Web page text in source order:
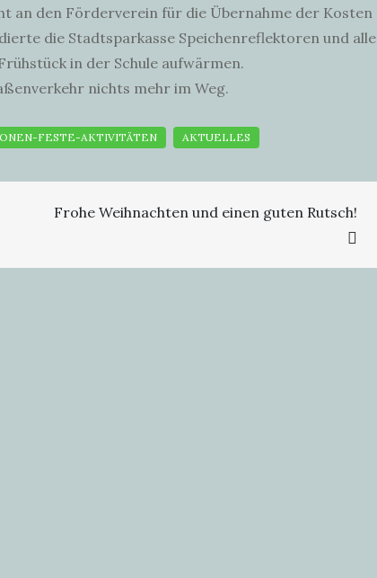
an den Förderverein für die Übernahme der Kosten
die Stadtsparkasse Speichenreflektoren und alle
in der Schule aufwärmen.
nichts mehr im Weg.
Frohe Weihnachten und einen guten Rutsch!